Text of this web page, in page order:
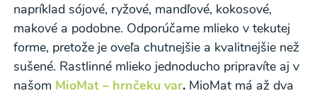
napríklad sójové, ryžové, mandľové, kokosové,
makové a podobne. Odporúčame mlieko v tekutej
forme, pretože je oveľa chutnejšie a kvalitnejšie než
sušené. Rastlinné mlieko jednoducho pripravíte aj v
našom MioMat – hrnčeku var.MioMat má až dva
spracovaním osobných údajov pre účely
zasielania newsletteru a potvrdzujem, že som si
prečítal(a)informácie o Ochrane osobných
údajova súhlasím s nimi.